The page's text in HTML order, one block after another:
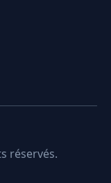
réservés.